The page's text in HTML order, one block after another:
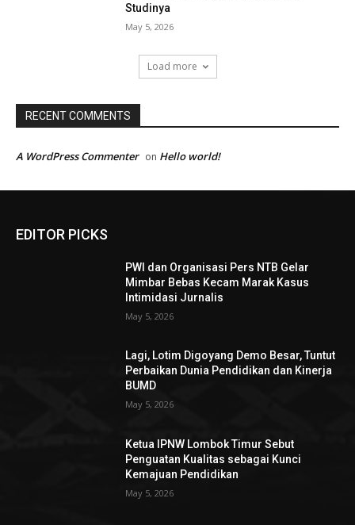
Studinya
May 5, 2026
Load more
RECENT COMMENTS
A WordPress Commenter on Hello world!
EDITOR PICKS
PWI dan Organisasi Pers NTB Gelar
Mimbar Bebas Kecam Marak Kasus
Intimidasi Jurnalis
May 5, 2026
Lagi, Lotim Digoyang Demo Besar, Tuntut
Perbaikan Dunia Pendidikan dan Kinerja
BUMD
May 5, 2026
Ketua IPNW Lombok Timur Sebut
Penguatan Kualitas sebagai Kunci
Kemajuan Pendidikan
May 5, 2026